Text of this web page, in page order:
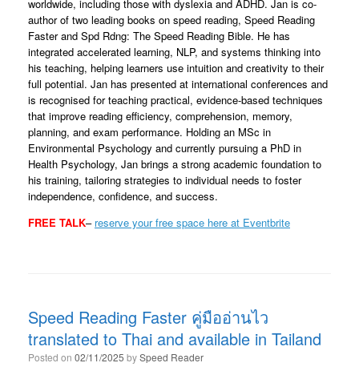
worldwide, including those with dyslexia and ADHD. Jan is co-
author of two leading books on speed reading, Speed Reading
Faster and Spd Rdng: The Speed Reading Bible. He has
integrated accelerated learning, NLP, and systems thinking into
his teaching, helping learners use intuition and creativity to their
full potential. Jan has presented at international conferences and
is recognised for teaching practical, evidence-based techniques
that improve reading efficiency, comprehension, memory,
planning, and exam performance. Holding an MSc in
Environmental Psychology and currently pursuing a PhD in
Health Psychology, Jan brings a strong academic foundation to
his training, tailoring strategies to individual needs to foster
independence, confidence, and success.
FREE TALK– reserve your free space here at Eventbrite
Speed Reading Faster คู่มืออ่านไว
translated to Thai and available in Tailand
Posted on 02/11/2025 bySpeed Reader